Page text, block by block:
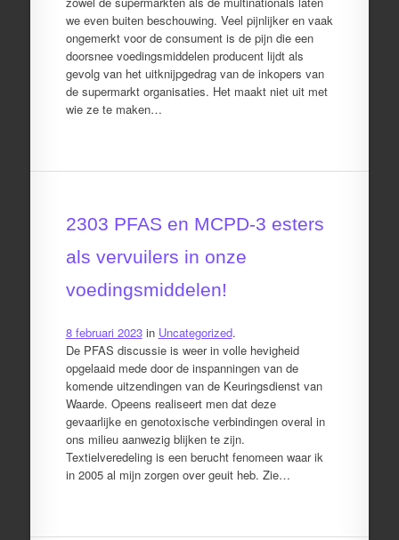
we even buiten beschouwing. Veel pijnlijker en vaak
ongemerkt voor de consument is de pijn die een
doorsnee voedingsmiddelen producent lijdt als
gevolg van het uitknijpgedrag van de inkopers van
de supermarkt organisaties. Het maakt niet uit met
wie ze te maken…
2303 PFAS en MCPD-3 esters
als vervuilers in onze
voedingsmiddelen!
8 februari 2023in Uncategorized.
De PFAS discussie is weer in volle hevigheid
opgelaaid mede door de inspanningen van de
komende uitzendingen van de Keuringsdienst van
Waarde. Opeens realiseert men dat deze
gevaarlijke en genotoxische verbindingen overal in
ons milieu aanwezig blijken te zijn.
Textielveredeling is een berucht fenomeen waar ik
in 2005 al mijn zorgen over geuit heb. Zie…